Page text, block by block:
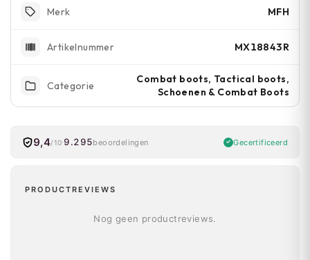
Merk MFH
Artikelnummer MX18843R
Categorie
Combat boots, Tactical boots,
Schoenen & Combat Boots
9,4/10 9.295beoordelingen Gecertificeerd
PRODUCTREVIEWS
Nog geen productreviews.